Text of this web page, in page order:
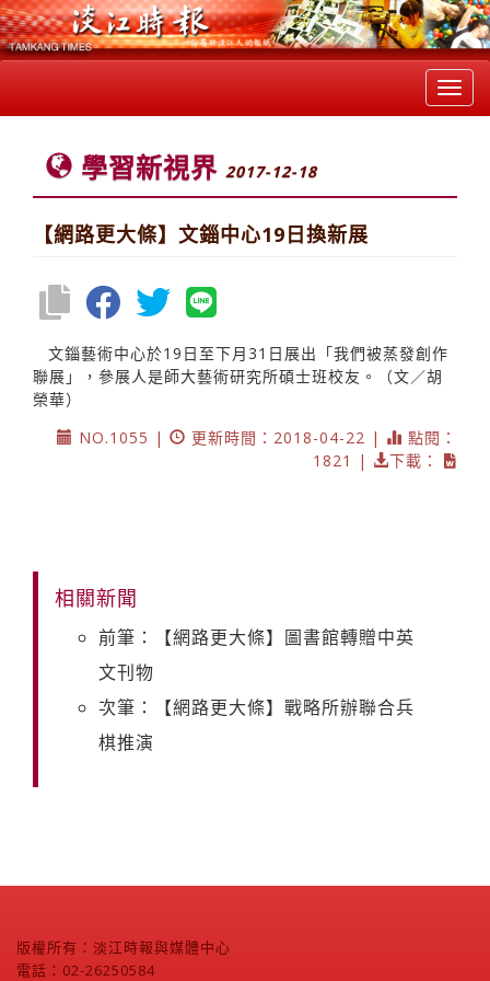
學習新視界 2017-12-18
【網路更大條】文錙中心19日換新展
文錙藝術中心於19日至下月31日展出「我們被蒸發創作
聯展」，參展人是師大藝術研究所碩士班校友。（文／胡
榮華）
NO.1055 |
更新時間：2018-04-22 |
點閱：
1821 |
下載：
相關新聞
前筆：【網路更大條】圖書館轉贈中英
文刊物
次筆：【網路更大條】戰略所辦聯合兵
棋推演
版權所有：淡江時報與媒體中心
電話：02-26250584